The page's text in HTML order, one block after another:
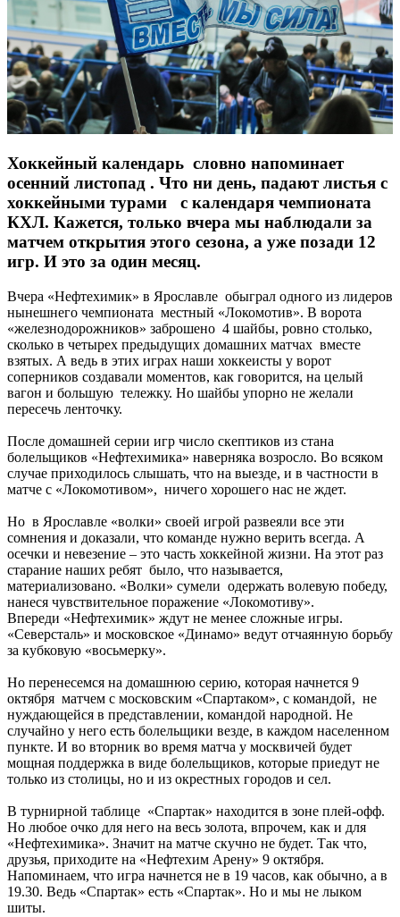
Хоккейный календарь словно напоминает
осенний листопад . Что ни день, падают листья с
хоккейными турами с календаря чемпионата
КХЛ. Кажется, только вчера мы наблюдали за
матчем открытия этого сезона, а уже позади 12
игр. И это за один месяц.
Вчера «Нефтехимик» в Ярославле обыграл одного из лидеров
нынешнего чемпионата местный «Локомотив». В ворота
«железнодорожников» заброшено 4 шайбы, ровно столько,
сколько в четырех предыдущих домашних матчах вместе
взятых. А ведь в этих играх наши хоккеисты у ворот
соперников создавали моментов, как говорится, на целый
вагон и большую тележку. Но шайбы упорно не желали
пересечь ленточку.
После домашней серии игр число скептиков из стана
болельщиков «Нефтехимика» наверняка возросло. Во всяком
случае приходилось слышать, что на выезде, и в частности в
матче с «Локомотивом», ничего хорошего нас не ждет.
Но в Ярославле «волки» своей игрой развеяли все эти
сомнения и доказали, что команде нужно верить всегда. А
осечки и невезение – это часть хоккейной жизни. На этот раз
старание наших ребят было, что называется,
материализовано. «Волки» сумели одержать волевую победу,
нанеся чувствительное поражение «Локомотиву».
Впереди «Нефтехимик» ждут не менее сложные игры.
«Северсталь» и московское «Динамо» ведут отчаянную борьбу
за кубковую «восьмерку».
Но перенесемся на домашнюю серию, которая начнется 9
октября матчем с московским «Спартаком», с командой, не
нуждающейся в представлении, командой народной. Не
случайно у него есть болельщики везде, в каждом населенном
пункте. И во вторник во время матча у москвичей будет
мощная поддержка в виде болельщиков, которые приедут не
только из столицы, но и из окрестных городов и сел.
В турнирной таблице «Спартак» находится в зоне плей-офф.
Но любое очко для него на весь золота, впрочем, как и для
«Нефтехимика». Значит на матче скучно не будет. Так что,
друзья, приходите на «Нефтехим Арену» 9 октября.
Напоминаем, что игра начнется не в 19 часов, как обычно, а в
19.30. Ведь «Спартак» есть «Спартак». Но и мы не лыком
шиты.